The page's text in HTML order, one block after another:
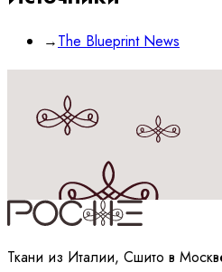
→The Blueprint News
Принимаюполитику
Ткани из Италии, Сшито в